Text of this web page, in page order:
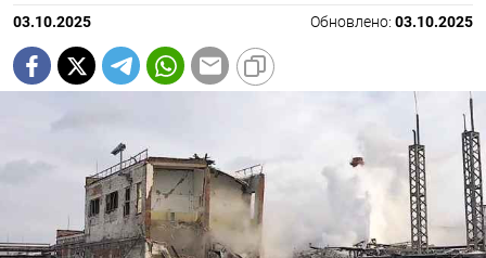
03.10.2025 Обновлено: 03.10.2025